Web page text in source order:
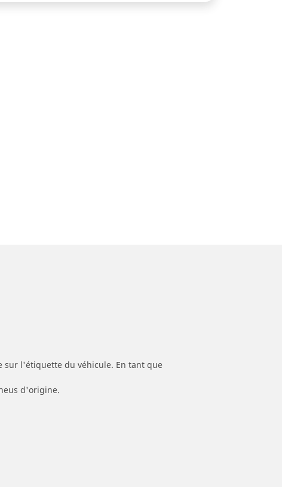
sur l'étiquette du véhicule. En tant que
d'origine.